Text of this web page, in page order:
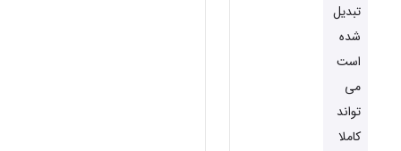
تبدیل
شده
است
می
تواند
کاملا